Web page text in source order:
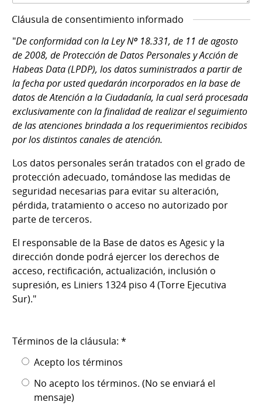
Cláusula de consentimiento informado
"De conformidad con la Ley Nº 18.331, de 11 de agosto
de 2008, de Protección de Datos Personales y Acción de
Habeas Data (LPDP), los datos suministrados a partir de
la fecha por usted quedarán incorporados en la base de
datos de Atención a la Ciudadanía, la cual será procesada
exclusivamente con la finalidad de realizar el seguimiento
de las atenciones brindada a los requerimientos recibidos
por los distintos canales de atención.
Los datos personales serán tratados con el grado de
protección adecuado, tomándose las medidas de
seguridad necesarias para evitar su alteración,
pérdida, tratamiento o acceso no autorizado por
parte de terceros.
El responsable de la Base de datos es Agesic y la
dirección donde podrá ejercer los derechos de
acceso, rectificación, actualización, inclusión o
supresión, es Liniers 1324 piso 4 (Torre Ejecutiva
Sur)."
Términos de la cláusula: *
Acepto los términos
No acepto los términos. (No se enviará el
mensaje)